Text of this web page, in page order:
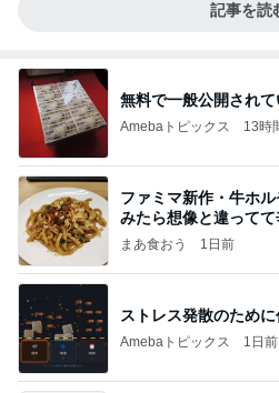
記事を読
無料で一般公開され
Amebaトピックス 13時
ファミマ新作・牛ホ
みたら想像と違って
話
まあ食おう 1日前
ストレス発散のため
Amebaトピックス 1日前